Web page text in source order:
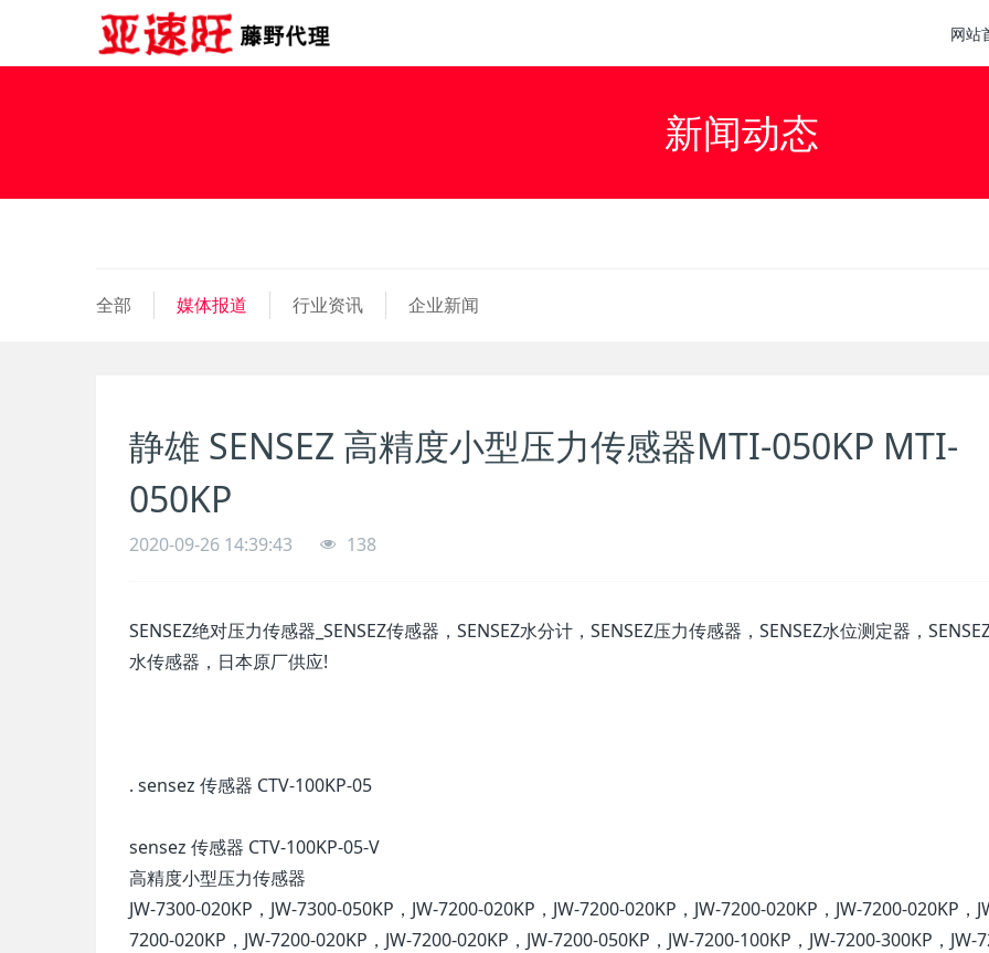
网站
新闻动态
全部 媒体报道 行业资讯 企业新闻
静雄 SENSEZ 高精度小型压力传感器MTI-050KP MTI-
050KP
2020-09-26 14:39:43 138
SENSEZ绝对压力传感器_SENSEZ传感器，SENSEZ水分计，SENSEZ压力传感器，SENSEZ水位测定器，
水传感器，日本原厂供应!
. sensez 传感器 CTV-100KP-05
sensez 传感器 CTV-100KP-05-V
高精度小型压力传感器
JW-7300-020KP，JW-7300-050KP，JW-7200-020KP，JW-7200-020KP，JW-7200-020KP，JW-7200-020KP，
7200-020KP，JW-7200-020KP，JW-7200-020KP，JW-7200-050KP，JW-7200-100KP，JW-7200-300KP，JW-